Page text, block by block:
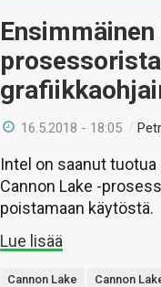
16.5.2018 - 18:05 /
Intel on saanut
Cannon Lake -
poistamaan käytöstä.
Lue lisää
Cannon Lake Cannon